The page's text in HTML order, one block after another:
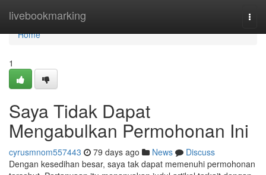
livebookmarking
Home
Home
1
Saya Tidak Dapat
Mengabulkan Permohonan Ini
cyrusmnom557443 79 days ago News
Discuss
Dengan kesedihan besar, saya tak dapat memenuhi permohonan